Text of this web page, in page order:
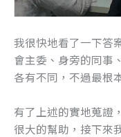
我很快地看了一下答
會主委、身旁的同
各有不同，不過最根
有了上述的實地蒐證
很大的幫助，接下來